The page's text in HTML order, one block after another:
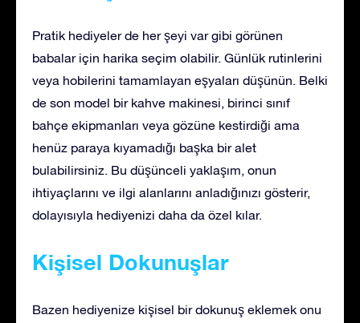
Pratik hediyeler de her şeyi var gibi görünen
babalar için harika seçim olabilir. Günlük rutinlerini
veya hobilerini tamamlayan eşyaları düşünün. Belki
de son model bir kahve makinesi, birinci sınıf
bahçe ekipmanları veya gözüne kestirdiği ama
henüz paraya kıyamadığı başka bir alet
bulabilirsiniz. Bu düşünceli yaklaşım, onun
ihtiyaçlarını ve ilgi alanlarını anladığınızı gösterir,
dolayısıyla hediyenizi daha da özel kılar.
Kişisel Dokunuşlar
Bazen hediyenize kişisel bir dokunuş eklemek onu